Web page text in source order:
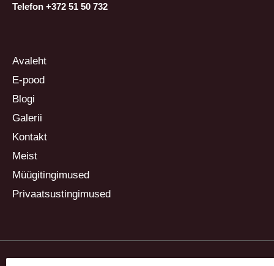
Telefon +372 51 50 732
Avaleht
E-pood
Blogi
Galerii
Kontakt
Meist
Müügitingimused
Privaatsustingimused